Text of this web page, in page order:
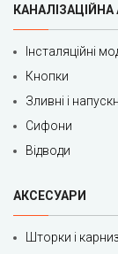
Інсталяційні
Кнопки
Зливні і
Сифони
Відводи
АКСЕСУАРИ
Шторки і